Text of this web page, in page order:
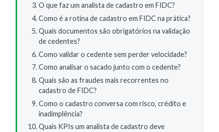
O que faz um analista de cadastro em FIDC?
Como é a rotina de cadastro em FIDC na prática?
Quais documentos são obrigatórios na validação
de cedentes?
Como validar o cedente sem perder velocidade?
Como analisar o sacado junto com o cedente?
Quais são as fraudes mais recorrentes no
cadastro de FIDC?
Como o cadastro conversa com risco, crédito e
inadimplência?
Quais KPIs um analista de cadastro deve